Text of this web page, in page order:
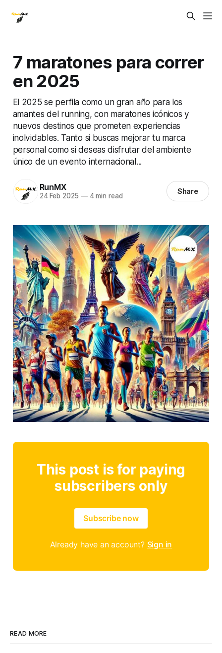
7 maratones para correr
en 2025
El 2025 se perfila como un gran año para los
amantes del running, con maratones icónicos y
nuevos destinos que prometen experiencias
inolvidables. Tanto si buscas mejorar tu marca
personal como si deseas disfrutar del ambiente
único de un evento internacional...
RunMX
24 Feb 2025 —4 min read Share
This post is for paying
subscribers only
Subscribe now
Already have an account? Sign in
READ MORE